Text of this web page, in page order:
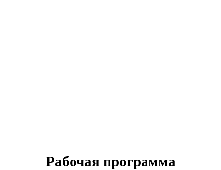
Рабочая программа